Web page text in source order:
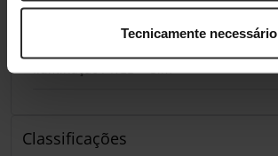
Tecnicamente necessário
Iluminação / RGB Sim
Classificações